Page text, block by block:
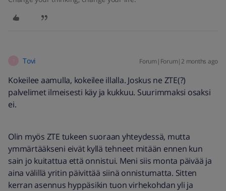
Tovi Forum|Forum|2 months ago
Kokeilee aamulla, kokeilee illalla. Joskus ne ZTE(?)
palvelimet ilmeisesti käy ja kukkuu. Suurimmaksi osaksi
ei.
Olin myös ZTE tukeen suoraan yhteydessä, mutta
ymmärtääkseni eivät kyllä tehneet mitään ennen kun
sain jo kuitattua että onnistui. Meni siis monta päivää ja
aina välillä yritin päivittää siinä onnistumatta. Sitten
kerran asennus hyppäsikin tuon virhekohdan yli ja